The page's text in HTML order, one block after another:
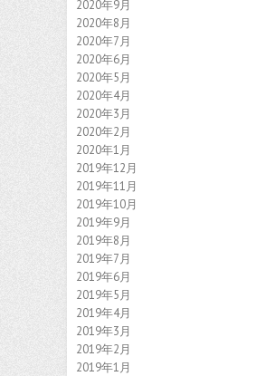
2020年9月
2020年8月
2020年7月
2020年6月
2020年5月
2020年4月
2020年3月
2020年2月
2020年1月
2019年12月
2019年11月
2019年10月
2019年9月
2019年8月
2019年7月
2019年6月
2019年5月
2019年4月
2019年3月
2019年2月
2019年1月